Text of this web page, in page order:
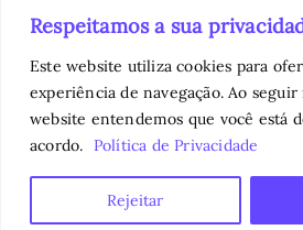
Respeitamos a sua
Este website utiliza cookies para
experiência de navegação. Ao
website entendemos que você está
acordo. Política de Privacidade
Rejeitar
Copyright © 2016 - 2026Sopa
reservados.
É proibida a reprodução, total ou
autorização prévia da autora.